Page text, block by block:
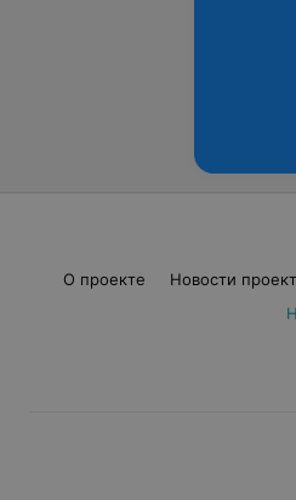
О проекте Новости